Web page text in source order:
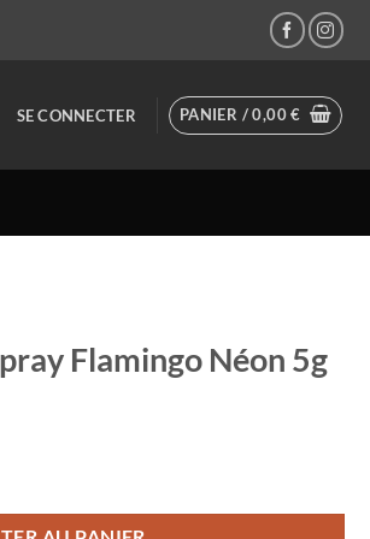
SE CONNECTER PANIER /0,00€
Flamingo Néon 5g